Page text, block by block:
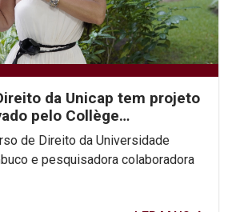
da Unicap tem projeto
pelo Collège
de Direito da Universidade
e pesquisadora colaboradora